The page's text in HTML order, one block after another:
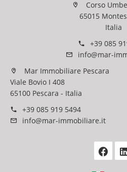
Corso
65015
Italia
+39 085
info@mar-
Mar Immobiliare Pescara
Viale Bovio I 408
65100 Pescara - Italia
+39 085 919 5494
info@mar-immobiliare.it